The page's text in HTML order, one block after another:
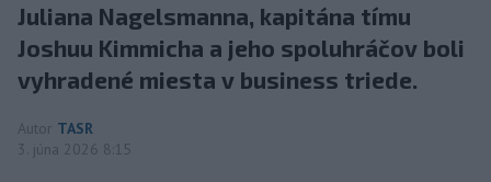
Juliana Nagelsmanna, kapitána tímu
Joshuu Kimmicha a jeho spoluhráčov boli
vyhradené miesta v business triede.
Autor TASR
3. júna 2026 8:15